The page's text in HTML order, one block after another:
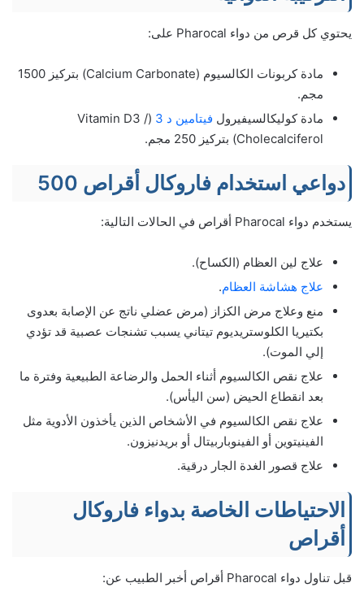
يحتوي كل قرص من دواء Pharocal على:
مادة كربونات الكالسيوم (Calcium Carbonate) بتركيز 1500
مجم.
مادة كوليكالسيفيرول فيتامين د 3
(Vitamin D3 /
Cholecalciferol) بتركيز 250 مجم.
دواعي استخدام فاروكال أقراص 500
يستخدم دواء Pharocal أقراص في الحالات التالية:
علاج لين العظام (الكساح).
علاج هشاشة العظام.
منع وعلاج مرض الكزاز (مرض عضلي ناتج عن الإصابة بعدوى
بكتيريا الكلوستريديوم تيتاني يسبب تشنجات عصبية قد تؤدي
إلي الموت).
علاج نقص الكالسيوم أثناء الحمل والرضاعة الطبيعية وفترة ما
بعد انقطاع الحيض (سن اليأس).
علاج نقص الكالسيوم في الأشخاص الذين يأخذون الأدوية مثل
الفينيتوين أو الفينوباربيتال أو بريدنيزون.
علاج قصور الغدة الجار درقية.
الاحتياطات الخاصة بدواء فاروكال
أقراص
قبل تناول دواء Pharocal أقراص أخبر الطبيب عن: